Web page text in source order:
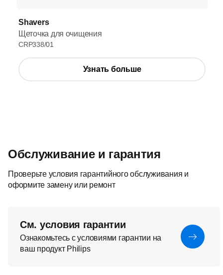
Shavers
Щеточка для очищения
CRP338/01
Узнать больше
Обслуживание и гарантия
Проверьте условия гарантийного обслуживания и
оформите замену или ремонт
См. условия гарантии
Ознакомьтесь с условиями гарантии на
ваш продукт Philips